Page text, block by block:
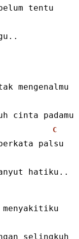
tentu
mengenalmu
cinta padamu
C
palsu
hatiku..
selingkuh